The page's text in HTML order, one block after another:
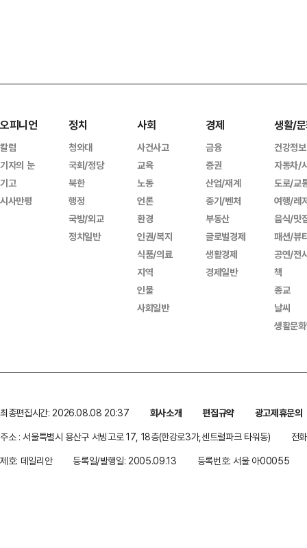
오피니언
칼럼
기자의 눈
기고
시사만평
정치
청와대
국회/정당
북한
행정
국방/외교
정치일반
사회
사건사고
교육
노동
언론
환경
인권/복지
식품/의료
지역
인물
사회일반
경제
금융
증권
산업/재계
중기/벤처
부동산
글로벌경제
생활경제
경제일반
생활/
건강정보
자동차/
도로/교
여행/레
음식/맛
패션/뷰
공연/전
책
종교
날씨
생활문
최종편집시간: 2026.08.08 20:37 회사소개 편집규약
광고제휴문의
주소 : 서울특별시 용산구 서빙고로 17, 18층(한강로3가,센트럴파크 타워동)
전
제호: 데일리안
등록일/발행일: 2005.09.13 등록번호: 서울 아00055